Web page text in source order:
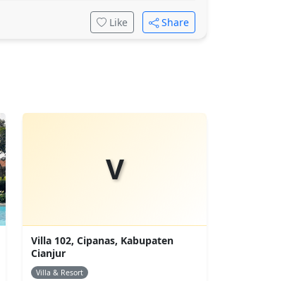
Like Share
V
Villa 102, Cipanas, Kabupaten
Cianjur
Villa & Resort